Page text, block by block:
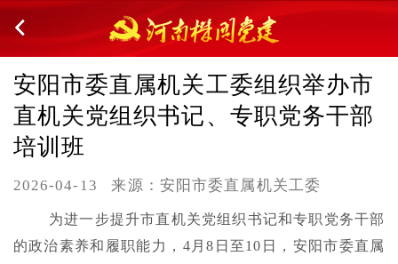
安阳市委直属机关工委组织举办市
直机关党组织书记、专职党务干部
培训班
2026-04-13 来源：安阳市委直属机关工委
为进一步提升市直机关党组织书记和专职党务干部
的政治素养和履职能力，4月8日至10日，安阳市委直属